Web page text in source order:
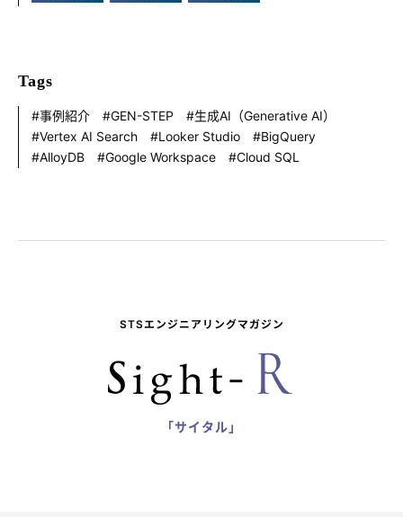
Tags
事例紹介 GEN-STEP
生成AI（Generative AI）
Vertex AI Search
Looker Studio
BigQuery
AlloyDB
Google Workspace Cloud SQL
STSエンジニアリングマガジン
「サイタル」